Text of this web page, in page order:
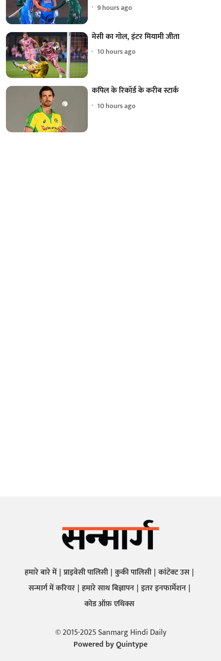
9 hours ago
मेसी का गोल, इंटर मियामी जीता
10 hours ago
कपिल के रिकॉर्ड के करीब स्टार्क
10 hours ago
हमारे बारे में प्राइवेसी पालिसी कुकी पालिसी कांटेक्ट उस
सन्मार्ग में करियर हमारे साथ बिज्ञापन इतर इनफार्मेशन
कोड ऑफ़ एथिक्स
© 2015-2025 Sanmarg Hindi Daily
Powered byQuintype